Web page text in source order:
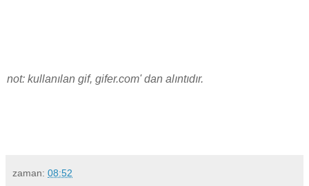
not: kullanılan gif, gifer.com' dan alıntıdır.
zaman: 08:52